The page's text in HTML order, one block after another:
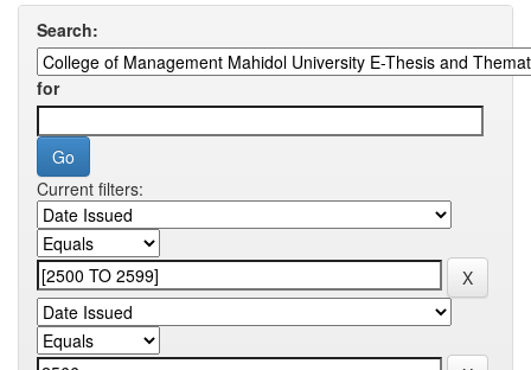
Search:
for
Current filters: